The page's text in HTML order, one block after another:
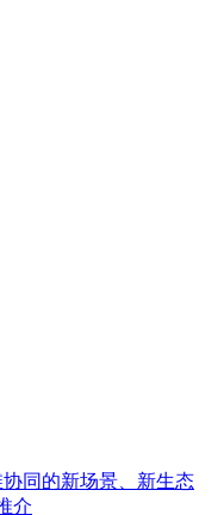
同的新场景、新生态
介